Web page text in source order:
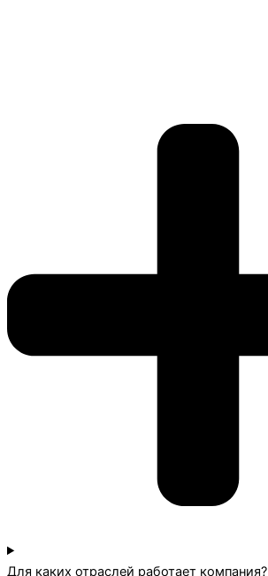
Для каких отраслей работает компания?